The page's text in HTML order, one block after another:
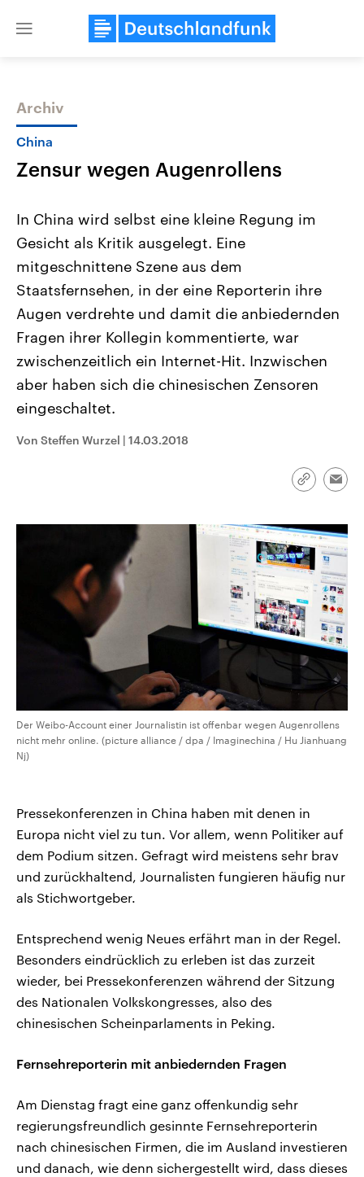
Close
Themen
Landtagswahl Sachsen-Anhalt
2026
Alle Informationen
Sachsen-Anhalt wählt am 6.
September 2026 einen neuen
Landtag. Seit 2021 wird das
Bundesland von einer Koalition aus
Umfragen, Prognosen,
Wahlprogramme, aktuelle Berichte
und Hintergründe zu den Parteien
Wahl.
USA
Aktuelle Beiträge,
Hintergründe
Wirtschaftlich und
gehören die Vereinigten
den mächtigsten Ländern
mit großem Einfluss auf
Sendungen
Archiv
China
Zensur wegen Augenrollens
In China wird selbst eine kleine Regung im
Gesicht als Kritik ausgelegt. Eine
mitgeschnittene Szene aus dem
Staatsfernsehen, in der eine Reporterin ihre
Augen verdrehte und damit die anbiedernden
Fragen ihrer Kollegin kommentierte, war
zwischenzeitlich ein Internet-Hit. Inzwischen
aber haben sich die chinesischen Zensoren
eingeschaltet.
Von Steffen Wurzel | 14.03.2018
Link
Der Weibo-Account einer Journalistin ist offenbar wegen Augenrollens
nicht mehr online. (picture alliance / dpa / Imaginechina / Hu Jianhuang
Nj)
Pressekonferenzen in China haben mit denen in
Europa nicht viel zu tun. Vor allem, wenn Politiker auf
dem Podium sitzen. Gefragt wird meistens sehr brav
und zurückhaltend, Journalisten fungieren häufig nur
als Stichwortgeber.
Entsprechend wenig Neues erfährt man in der Regel.
Besonders eindrücklich zu erleben ist das zurzeit
wieder, bei Pressekonferenzen während der Sitzung
des Nationalen Volkskongresses, also des
chinesischen Scheinparlaments in Peking.
Fernsehreporterin mit anbiedernden Fragen
Am Dienstag fragt eine ganz offenkundig sehr
regierungsfreundlich gesinnte Fernsehreporterin
nach chinesischen Firmen, die im Ausland investieren
und danach, wie denn sichergestellt wird, dass dieses